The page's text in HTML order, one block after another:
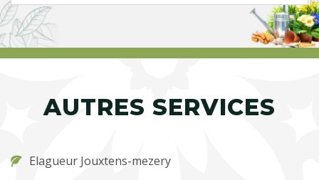
AUTRES SERVICES
Elagueur Jouxtens-mezery